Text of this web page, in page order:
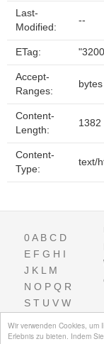
Wir verwenden Cookies, um
Erlebnis zu bieten. Indem
Last-
Modified:
--
ETag:
Accept-
Ranges:
bytes
Content-
Length:
1382
Content-
Type:
text/
0A B C D
E F G H I
J K L M
N O P Q R
S T U V W